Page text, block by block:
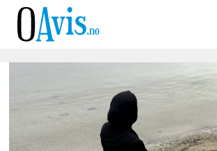
Emne:
fordommer